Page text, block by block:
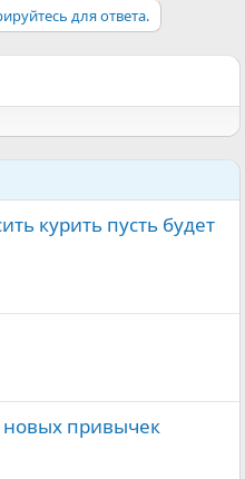
для ответа.
курить пусть будет
привычек